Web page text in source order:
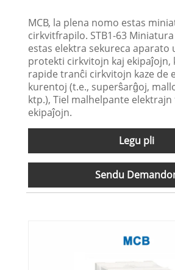
MCB, la plena nomo estas
cirkvitfrapilo. STB1-63
estas elektra sekureca aparato
protekti cirkvitojn kaj ekipaĵojn,
rapide tranĉi cirkvitojn kaze de
kurentoj (t.e., superŝarĝoj,
ktp.), Tiel malhelpante
ekipaĵojn.
Legu pli
Sendu